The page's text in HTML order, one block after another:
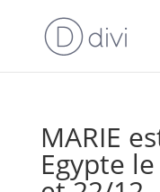
MARIE
Egypte